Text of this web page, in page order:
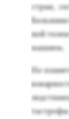
стран,
ной
маш­нем.
Но